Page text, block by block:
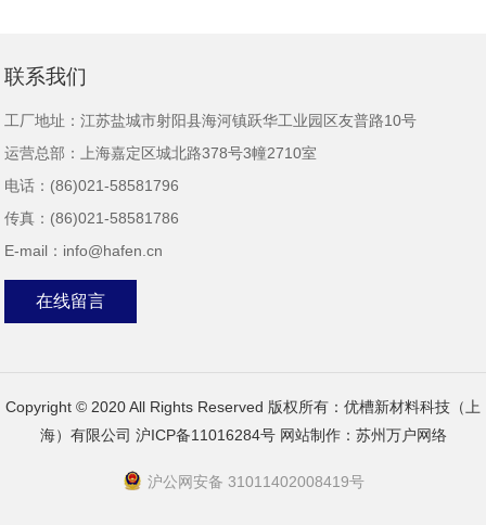
联系我们
工厂地址：江苏盐城市射阳县海河镇跃华工业园区友普路10号
运营总部：上海嘉定区城北路378号3幢2710室
电话：(86)021-58581796
传真：(86)021-58581786
E-mail：info@hafen.cn
在线留言
Copyright © 2020 All Rights Reserved 版权所有：优槽新材料科技（上
海）有限公司 沪ICP备11016284号网站制作： 苏州万户网络
沪公网安备 31011402008419号